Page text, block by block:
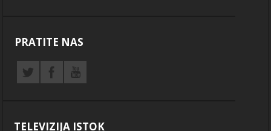
PRATITE NAS
TELEVIZIJA ISTOK